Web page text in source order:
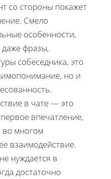
со стороны покажет
Смело
особенности,
фразы,
собеседника, это
но и
в чате — это
впечатление,
во многом
взаимодействие.
нуждается в
достаточно